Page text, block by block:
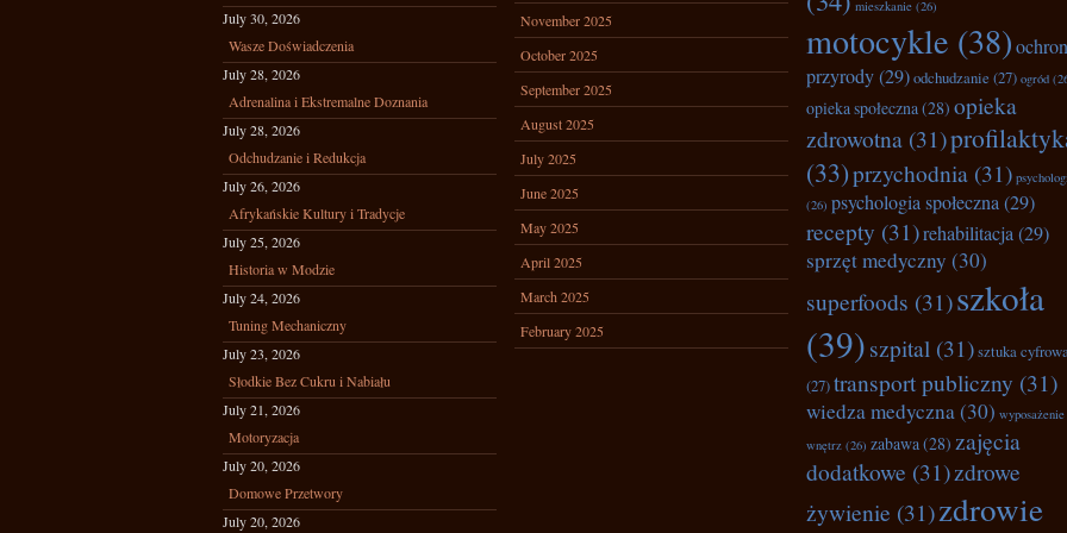
July 30, 2026
Wasze Doświadczenia
July 28, 2026
Adrenalina i Ekstremalne Doznania
July 28, 2026
Odchudzanie i Redukcja
July 26, 2026
Afrykańskie Kultury i Tradycje
July 25, 2026
Historia w Modzie
July 24, 2026
Tuning Mechaniczny
July 23, 2026
Słodkie Bez Cukru i Nabiału
July 21, 2026
Motoryzacja
July 20, 2026
Domowe Przetwory
July 20, 2026
November 2025
October 2025
September 2025
August 2025
July 2025
June 2025
May 2025
April 2025
March 2025
February 2025
mieszkanie (26)
motocykle (38)
przyrody(29)odchudzanie (27) ogród
opieka społeczna(28) opieka
zdrowotna (31)
(33)przychodnia (31)
(26) psychologia społeczna(29)
recepty (31)rehabilitacja(29)
sprzęt medyczny (30)
superfoods (31)szkoła
(39)szpital (31)sztuka
(27)transport publiczny (31)
wiedza medyczna(30) wyposażenie
wnętrz (26) zabawa(28) zajęcia
dodatkowe (31)zdrowe
żywienie (31)zdrowie